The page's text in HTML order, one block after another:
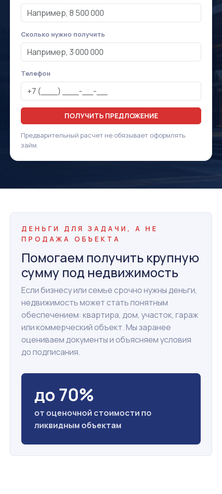
Сколько нужно получить
Телефон
ПОЛУЧИТЬ ПРЕДЛОЖЕНИЕ
Предварительный расчет не обязывает оформлять
займ.
ДЕНЬГИ ДЛЯ ЗАДАЧИ, А НЕ
ПРОДАЖА ОБЪЕКТА
Помогаем получить крупную
сумму под недвижимость
Если бизнесу или семье срочно нужны деньги,
недвижимость может стать понятным
обеспечением: квартира, дом, участок, гараж
или коммерческий объект. Мы заранее
оцениваем документы и объясняем условия
до подписания.
до 70%
от оценочной стоимости по
ликвидным объектам